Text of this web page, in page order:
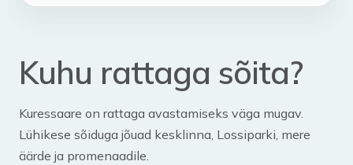
Kuhu rattaga sõita?
Kuressaare on rattaga avastamiseks väga mugav.
Lühikese sõiduga jõuad kesklinna, Lossiparki, mere
äärde ja promenaadile.